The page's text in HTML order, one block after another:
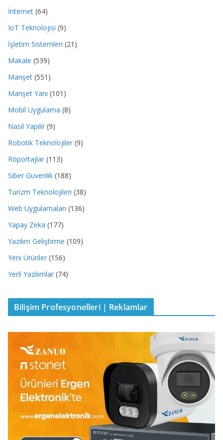
İnternet (64)
IoT Teknolojisi (9)
İşletim Sistemleri (21)
Makale (539)
Manşet (551)
Manşet Yanı (101)
Mobil Uygulama (8)
Nasıl Yapılır (9)
Robotik Teknolojiler (9)
Röportajlar (113)
Siber Güvenlik (188)
Turizm Teknolojileri (38)
Web Uygulamaları (136)
Yapay Zeka (177)
Yazılım Geliştirme (109)
Yeni Ürünler (156)
Yerli Yazılımlar (74)
Bilişim Profesyonelleri | Reklamlar